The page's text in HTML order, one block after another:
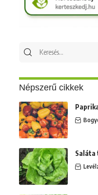
Keresés
Népszerű cikkek
Saláta